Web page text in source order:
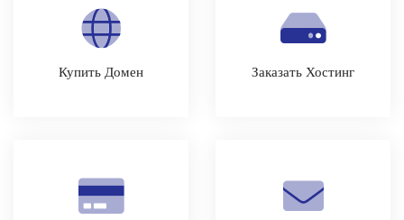
Купить Домен Заказать Хостинг